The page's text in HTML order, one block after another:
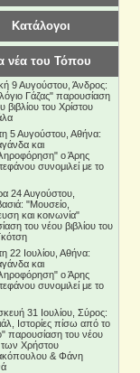
Κατάλογοι
νέα του Τόπου
9 Αυγούστου, Άνδρος:
Γάζας" παρουσίαση
βιβλίου του Χρίστου
5 Αυγούστου, Αθήνα:
και
ο Άρης
συνομιλεί με το
24 Αυγούστου,
"Μουσείο,
και κοινωνία"
του νέου βιβλίου του
22 Ιουλίου, Αθήνα:
και
ο Άρης
συνομιλεί με το
31 Ιουλίου, Σύρος:
Ιστορίες πίσω από το
παρουσίαση του νέου
των Χρήστου
& Φάνη